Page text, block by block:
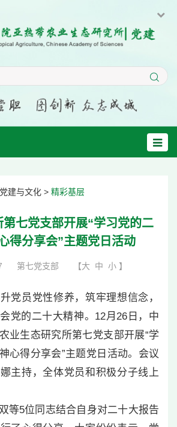
党建与文化 > 精彩基层
七党支部开展“学习党的二
得分享会”主题党日活动
第七党支部 【大 中 小 】
员党性修养，筑牢理想信念，
党的二十大精神。12月26日，中
业生态研究所第七党支部开展“学
心得分享会”主题党日活动。会议
主持，全体党员和积极分子线上
5位同志结合自身对二十大报告